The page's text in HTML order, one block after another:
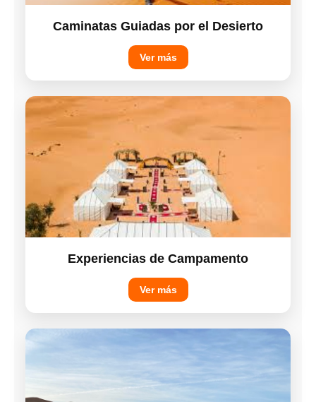
Caminatas Guiadas por el Desierto
Ver más
Experiencias de Campamento
Ver más